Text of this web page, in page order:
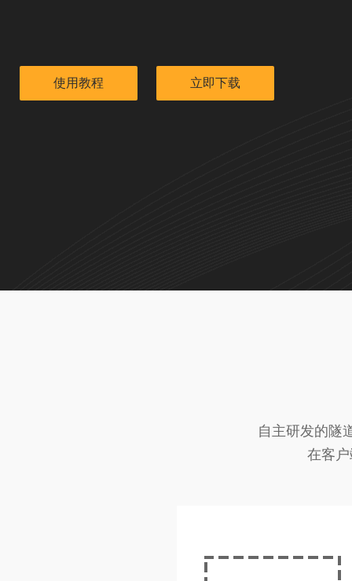
使用教程 立即下载
自主研发的隧
在客